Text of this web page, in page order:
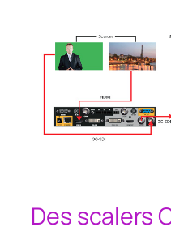
Des scalers